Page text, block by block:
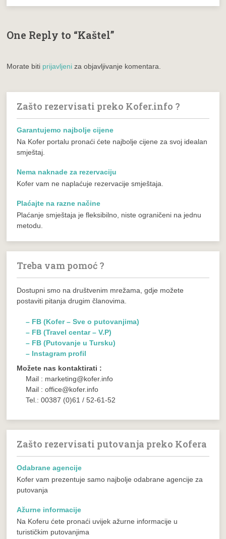
One Reply to “Kaštel”
Morate biti prijavljeni za objavljivanje komentara.
Zašto rezervisati preko Kofer.info ?
Garantujemo najbolje cijene
Na Kofer portalu pronaći ćete najbolje cijene za svoj idealan
smještaj.
Nema naknade za rezervaciju
Kofer vam ne naplaćuje rezervacije smještaja.
Plaćajte na razne načine
Plaćanje smještaja je fleksibilno, niste ograničeni na jednu
metodu.
Treba vam pomoć ?
Dostupni smo na društvenim mrežama, gdje možete
postaviti pitanja drugim članovima.
– FB (Kofer – Sve o putovanjima)
– FB (Travel centar – V.P)
– FB (Putovanje u Tursku)
– Instagram profil
Možete nas kontaktirati :
Mail : marketing@kofer.info
Mail : office@kofer.info
Tel.: 00387 (0)61 / 52-61-52
Zašto rezervisati putovanja preko Kofera
Odabrane agencije
Kofer vam prezentuje samo najbolje odabrane agencije za
putovanja
Ažurne informacije
Na Koferu ćete pronaći uvijek ažurne informacije u
turističkim putovanjima